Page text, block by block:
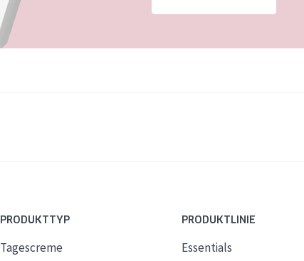
PRODUKTTYP
Tagescreme
PRODUKTLINIE
Essentials